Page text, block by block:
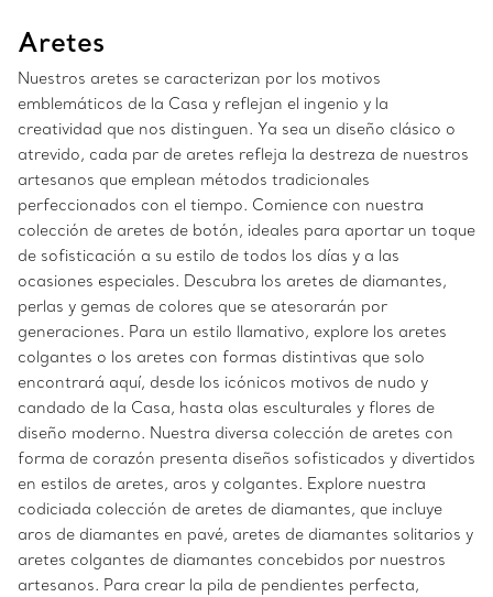
Aretes
Nuestros aretes se caracterizan por los motivos
emblemáticos de la Casa y reflejan el ingenio y la
creatividad que nos distinguen. Ya sea un diseño clásico o
atrevido, cada par de aretes refleja la destreza de nuestros
artesanos que emplean métodos tradicionales
perfeccionados con el tiempo. Comience con nuestra
colección de aretes de botón, ideales para aportar un toque
de sofisticación a su estilo de todos los días y a las
ocasiones especiales. Descubra los aretes de diamantes,
perlas y gemas de colores que se atesorarán por
generaciones. Para un estilo llamativo, explore los aretes
colgantes o los aretes con formas distintivas que solo
encontrará aquí, desde los icónicos motivos de nudo y
candado de la Casa, hasta olas esculturales y flores de
diseño moderno. Nuestra diversa colección de aretes con
forma de corazón presenta diseños sofisticados y divertidos
en estilos de aretes, aros y colgantes. Explore nuestra
codiciada colección de aretes de diamantes, que incluye
aros de diamantes en pavé, aretes de diamantes solitarios y
aretes colgantes de diamantes concebidos por nuestros
artesanos. Para crear la pila de pendientes perfecta,